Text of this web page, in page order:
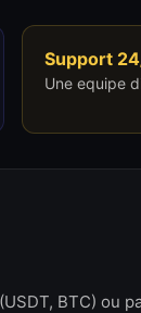
Support
Une equipe
BTC) ou